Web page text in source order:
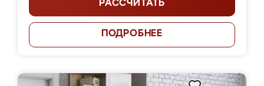
РАССЧИТАТЬ
ПОДРОБНЕЕ